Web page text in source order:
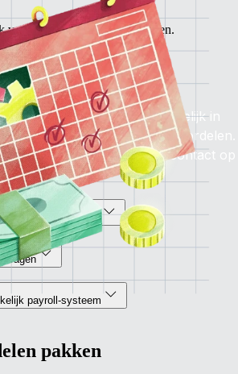
van speciale belastingregelingen.
op werknemers die mogelijk in
belastingkortingen of -voordelen.
het onboardingsproces contact op
van experts
payroll-systeem
pakken